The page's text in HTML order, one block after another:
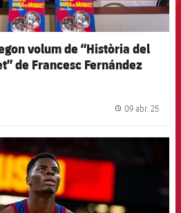
volum de “Història del
de Francesc Fernández
09 abr. 25